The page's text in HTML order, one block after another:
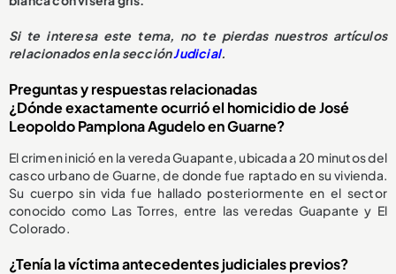
Si te interesa este tema, no te pierdas nuestros artículos
relacionados en la secciónJudicial.
Preguntas y respuestas relacionadas
¿Dónde exactamente ocurrió el homicidio de José
Leopoldo Pamplona Agudelo en Guarne?
El crimen inició en la vereda Guapante, ubicada a 20 minutos del
casco urbano de Guarne, de donde fue raptado en su vivienda.
Su cuerpo sin vida fue hallado posteriormente en el sector
conocido como Las Torres, entre las veredas Guapante y El
Colorado.
¿Tenía la víctima antecedentes judiciales previos?